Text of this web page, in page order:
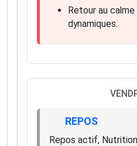
Retour au
dynamiques.
REPOS
Repos actif,